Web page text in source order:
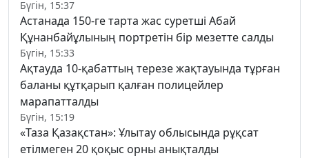
Бүгін, 15:37
Астанада 150-ге тарта жас суретші Абай
Құнанбайұлының портретін бір мезетте салды
Бүгін, 15:33
Ақтауда 10-қабаттың терезе жақтауында тұрған
баланы құтқарып қалған полицейлер
марапатталды
Бүгін, 15:19
«Таза Қазақстан»: Ұлытау облысында рұқсат
етілмеген 20 қоқыс орны анықталды